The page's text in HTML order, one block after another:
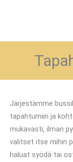
Järjestämme
tapahtumiin ja
mukavasti, ilman
valitset itse mihin
haluat syödä tai